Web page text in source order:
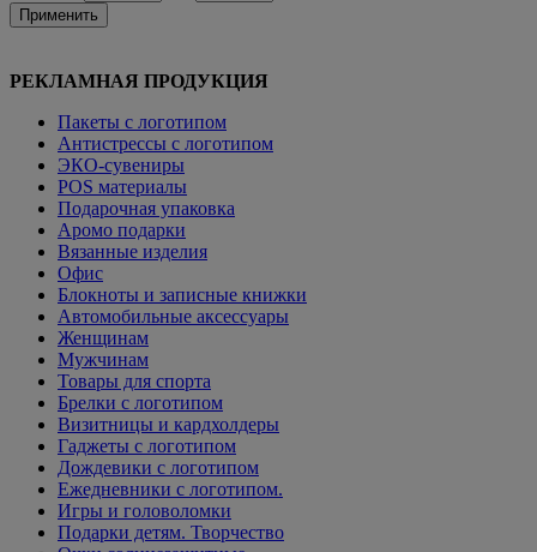
Применить
РЕКЛАМНАЯ ПРОДУКЦИЯ
Пакеты с логотипом
Антистрессы с логотипом
ЭКО-сувениры
POS материалы
Подарочная упаковка
Аромо подарки
Вязанные изделия
Офис
Блокноты и записные книжки
Автомобильные аксессуары
Женщинам
Мужчинам
Товары для спорта
Брелки с логотипом
Визитницы и кардхолдеры
Гаджеты с логотипом
Дождевики с логотипом
Ежедневники с логотипом.
Игры и головоломки
Подарки детям. Творчество